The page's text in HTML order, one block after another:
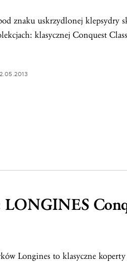
znaku uskrzydlonej klepsydry
klasycznej Conquest
2.05.2013
LONGINES
Longines to klasyczne